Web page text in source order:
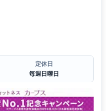
定休日
毎週日曜日